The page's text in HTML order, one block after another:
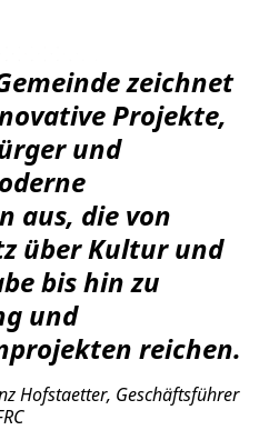
zeichnet
Projekte,
und
aus, die von
über Kultur und
bis hin zu
und
reichen.
Hofstaetter, Geschäftsführer